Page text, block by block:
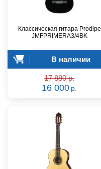
Классическая гитара Prodipe
JMFPRIMERA3/4BK
В наличии
17 880 р.
16 000 р.